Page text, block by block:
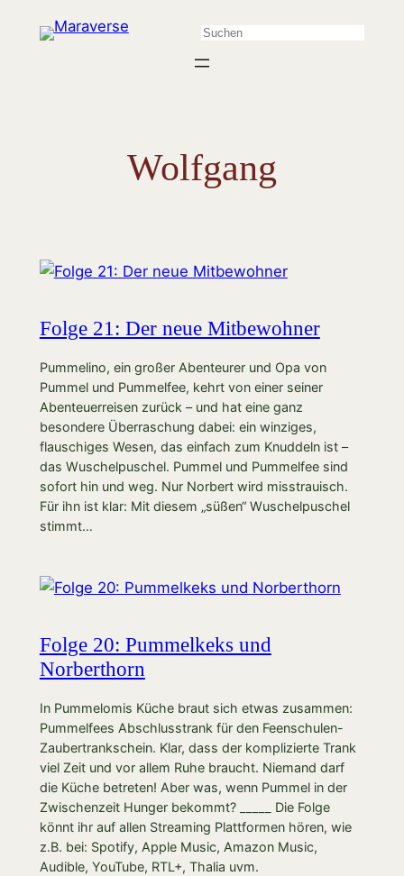
Inhalt
Suchen
Wolfgang
Folge 21: Der neue Mitbewohner
Pummelino, ein großer Abenteurer und Opa von
Pummel und Pummelfee, kehrt von einer seiner
Abenteuerreisen zurück – und hat eine ganz
besondere Überraschung dabei: ein winziges,
flauschiges Wesen, das einfach zum Knuddeln ist –
das Wuschelpuschel. Pummel und Pummelfee sind
sofort hin und weg. Nur Norbert wird misstrauisch.
Für ihn ist klar: Mit diesem „süßen“ Wuschelpuschel
stimmt…
Folge 20: Pummelkeks und
Norberthorn
In Pummelomis Küche braut sich etwas zusammen:
Pummelfees Abschlusstrank für den Feenschulen-
Zaubertrankschein. Klar, dass der komplizierte Trank
viel Zeit und vor allem Ruhe braucht. Niemand darf
die Küche betreten! Aber was, wenn Pummel in der
Zwischenzeit Hunger bekommt? _____ Die Folge
könnt ihr auf allen Streaming Plattformen hören, wie
z.B. bei: Spotify, Apple Music, Amazon Music,
Audible, YouTube, RTL+, Thalia uvm.